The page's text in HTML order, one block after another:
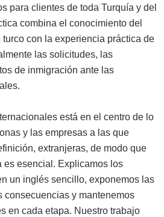
para clientes de toda Turquía y del
combina el conocimiento del
con la experiencia práctica de
las solicitudes, las
de inmigración ante las
está en el centro de lo
y las empresas a las que
extranjeras, de modo que
es esencial. Explicamos los
un inglés sencillo, exponemos las
consecuencias y mantenemos
en cada etapa. Nuestro trabajo